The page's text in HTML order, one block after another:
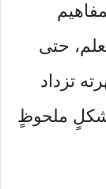
حتى
تزداد
بشكلٍ ملحوظٍ